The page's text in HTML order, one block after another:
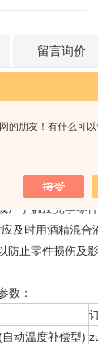
的朋友！有什么可
留言询价
保养：
内，以免光学零
好清洗工作（
测试固体试样时
汗手触及光学
及时用酒精混合
止零件损伤及影
数：
动温度补偿型)